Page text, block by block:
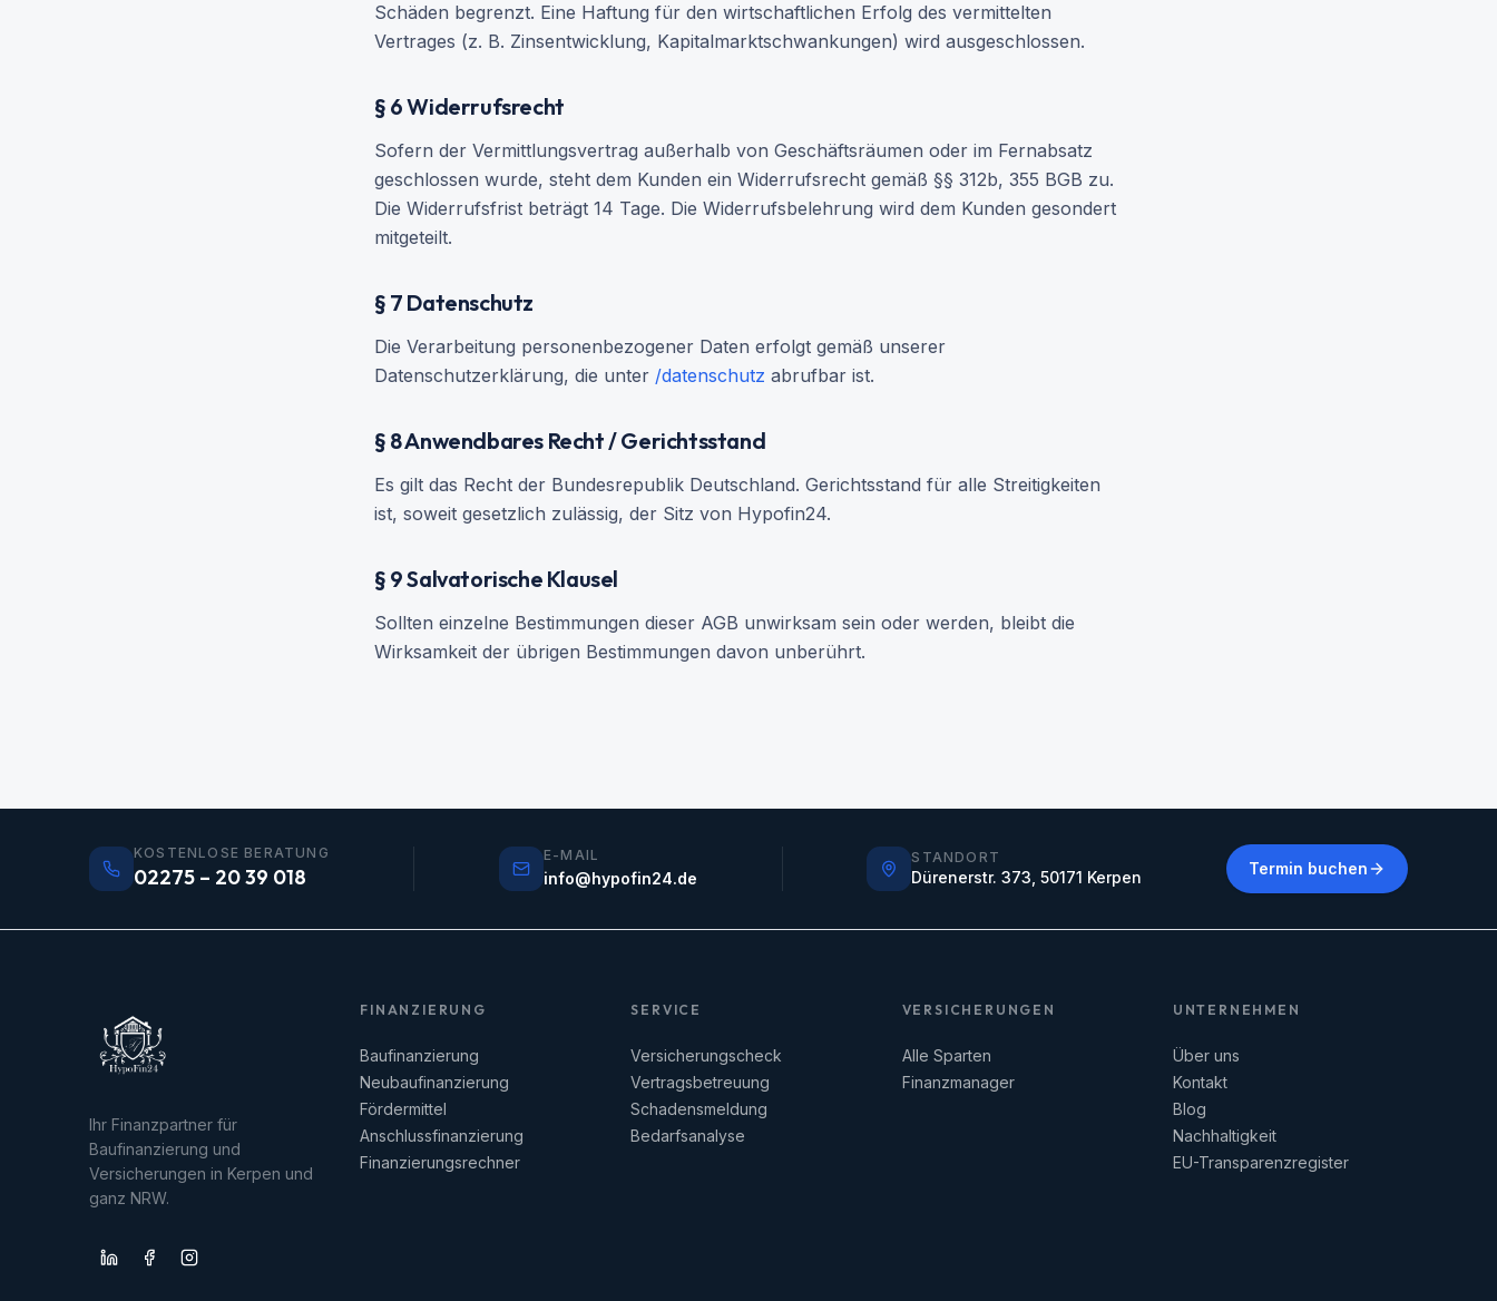
Schäden begrenzt. Eine Haftung für den wirtschaftlichen Erfolg des vermittelten
Vertrages (z. B. Zinsentwicklung, Kapitalmarktschwankungen) wird ausgeschlossen.
§ 6 Widerrufsrecht
Sofern der Vermittlungsvertrag außerhalb von Geschäftsräumen oder im Fernabsatz
geschlossen wurde, steht dem Kunden ein Widerrufsrecht gemäß §§ 312b, 355 BGB zu.
Die Widerrufsfrist beträgt 14 Tage. Die Widerrufsbelehrung wird dem Kunden gesondert
mitgeteilt.
§ 7 Datenschutz
Die Verarbeitung personenbezogener Daten erfolgt gemäß unserer
Datenschutzerklärung, die unter /datenschutz abrufbar ist.
§ 8 Anwendbares Recht / Gerichtsstand
Es gilt das Recht der Bundesrepublik Deutschland. Gerichtsstand für alle Streitigkeiten
ist, soweit gesetzlich zulässig, der Sitz von Hypofin24.
§ 9 Salvatorische Klausel
Sollten einzelne Bestimmungen dieser AGB unwirksam sein oder werden, bleibt die
Wirksamkeit der übrigen Bestimmungen davon unberührt.
KOSTENLOSE BERATUNG
02275 – 20 39 018
E-MAIL
info@hypofin24.de
STANDORT
Dürenerstr. 373, 50171 Kerpen Termin buchen
Ihr Finanzpartner für
Baufinanzierung und
Versicherungen in Kerpen und
ganz NRW.
FINANZIERUNG
Baufinanzierung
Neubaufinanzierung
Fördermittel
Anschlussfinanzierung
Finanzierungsrechner
SERVICE
Versicherungscheck
Vertragsbetreuung
Schadensmeldung
Bedarfsanalyse
VERSICHERUNGEN
Alle Sparten
Finanzmanager
UNTERNEHMEN
Über uns
Kontakt
Blog
Nachhaltigkeit
EU-Transparenzregister